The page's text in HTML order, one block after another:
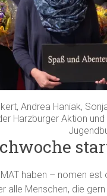
Andrea Haniak,
Harzburger Aktion
haben – nomen
alle Menschen, die